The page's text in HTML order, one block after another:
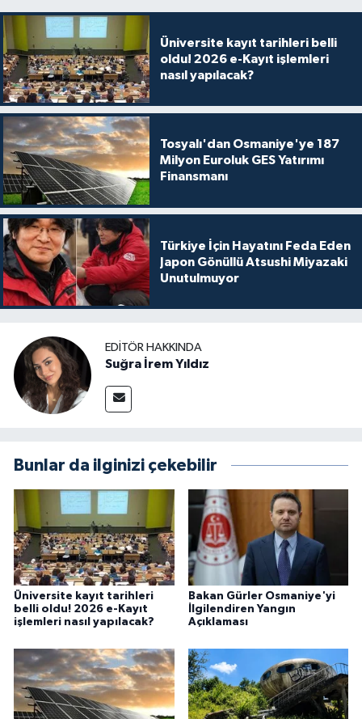
Üniversite kayıt tarihleri belli
oldu! 2026 e-Kayıt işlemleri
nasıl yapılacak?
Tosyalı'dan Osmaniye'ye 187
Milyon Euroluk GES Yatırımı
Finansmanı
Türkiye İçin Hayatını Feda Eden
Japon Gönüllü Atsushi Miyazaki
Unutulmuyor
EDITÖR HAKKINDA
Suğra İrem Yıldız
Bunlar da ilginizi çekebilir
Üniversite kayıt tarihleri
belli oldu! 2026 e-Kayıt
işlemleri nasıl yapılacak?
Bakan Gürler Osmaniye'yi
İlgilendiren Yangın
Açıklaması